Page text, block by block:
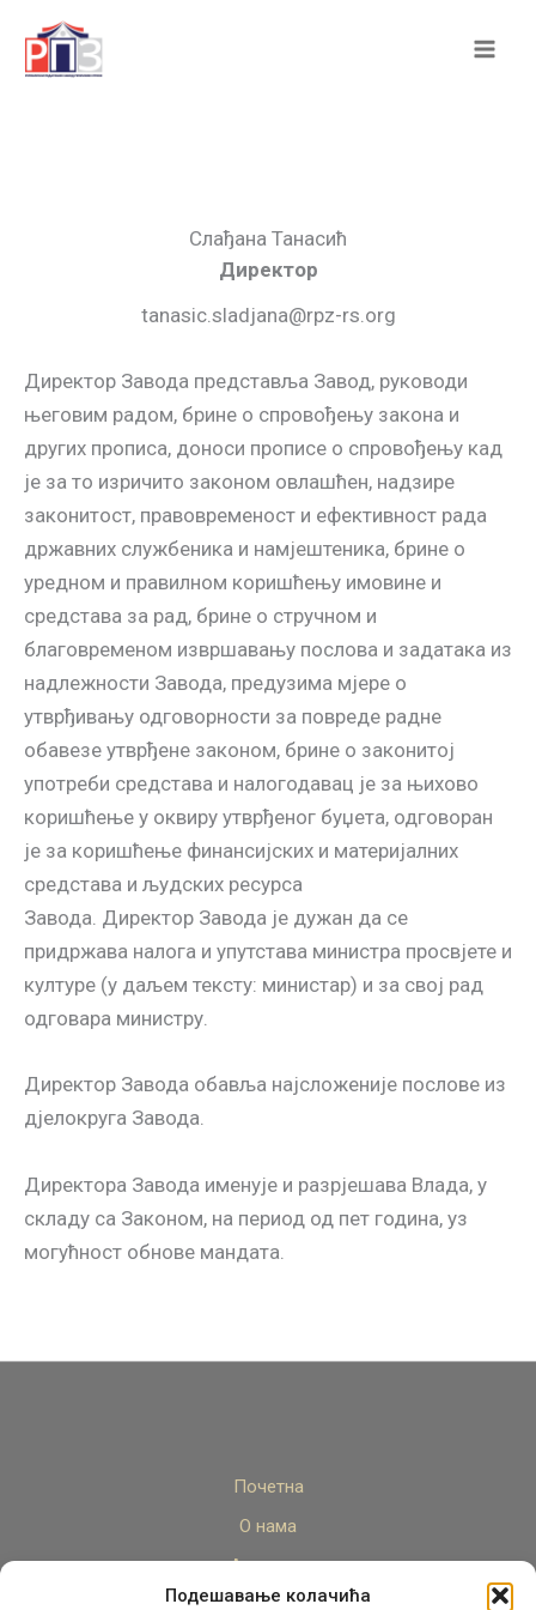
Подешавање колачића
content
Слађана Танасић
Директор
tanasic.sladjana@rpz-rs.org
Директор Завода представља Завод, руководи
његовим радом, брине о спровођењу закона и
других прописа, доноси прописе о спровођењу кад
је за то изричито законом овлашћен, надзире
законитост, правовременост и ефективност рада
државних службеника и намјештеника, брине о
уредном и правилном коришћењу имовине и
средстава за рад, брине о стручном и
благовременом извршавању послова и задатака из
надлежности Завода, предузима мјере о
утврђивању одговорности за повреде радне
обавезе утврђене законом, брине о законитој
употреби средстава и налогодавац је за њихово
коришћење у оквиру утврђеног буџета, одговоран
је за коришћење финансијских и материјалних
средстава и људских ресурса
Завода. Директор Завода је дужан да се
придржава налога и упутстава министра просвјете и
културе (у даљем тексту: министар) и за свој рад
одговара министру.
Директор Завода обавља најсложеније послове из
дјелокруга Завода.
Директора Завода именује и разрјешава Влада, у
складу са Закoном, на период од пет година, уз
могућност обнове мандата.
Почетна
О нама
Актуелно
Стручни кадар